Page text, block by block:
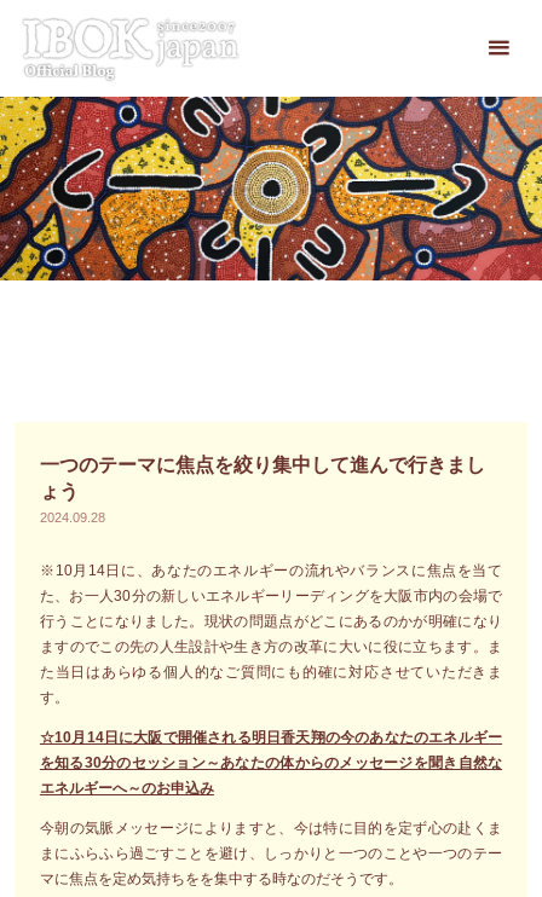
ツ
へ
ス
キ
ッ
プ
一つのテーマに焦点を絞り集中して進んで行きまし
ょう
2024.09.28
※10月14日に、あなたのエネルギーの流れやバランスに焦点を当て
た、お一人30分の新しいエネルギーリーディングを大阪市内の会場で
行うことになりました。現状の問題点がどこにあるのかが明確になり
ますのでこの先の人生設計や生き方の改革に大いに役に立ちます。ま
た当日はあらゆる個人的なご質問にも的確に対応させていただきま
す。
☆10月14日に大阪で開催される明日香天翔の今のあなたのエネルギー
を知る30分のセッション～あなたの体からのメッセージを聞き自然な
エネルギーへ～のお申込み
今朝の気脈メッセージによりますと、今は特に目的を定ず心の赴くま
まにふらふら過ごすことを避け、しっかりと一つのことや一つのテー
マに焦点を定め気持ちをを集中する時なのだそうです。